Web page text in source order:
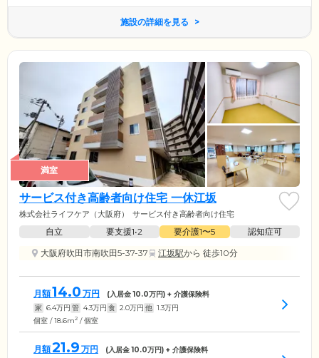
施設の詳細を見る
満室
サービス付き高齢者向け住宅 一休江坂
株式会社ライフケア（大阪府） サービス付き高齢者向け住宅
自立 要支援1•2 要介護1〜5
認知症可
大阪府吹田市南吹田5-37-37
江坂駅から 徒歩10分
月額14.0 万円 (入居金10.0万円) + 介護保険料
家 6.4万円 管 4.3万円 食 2.0万円 他 1.3万円
個室 / 18.6m2 / 個室
月額21.9 万円 (入居金10.0万円) + 介護保険料